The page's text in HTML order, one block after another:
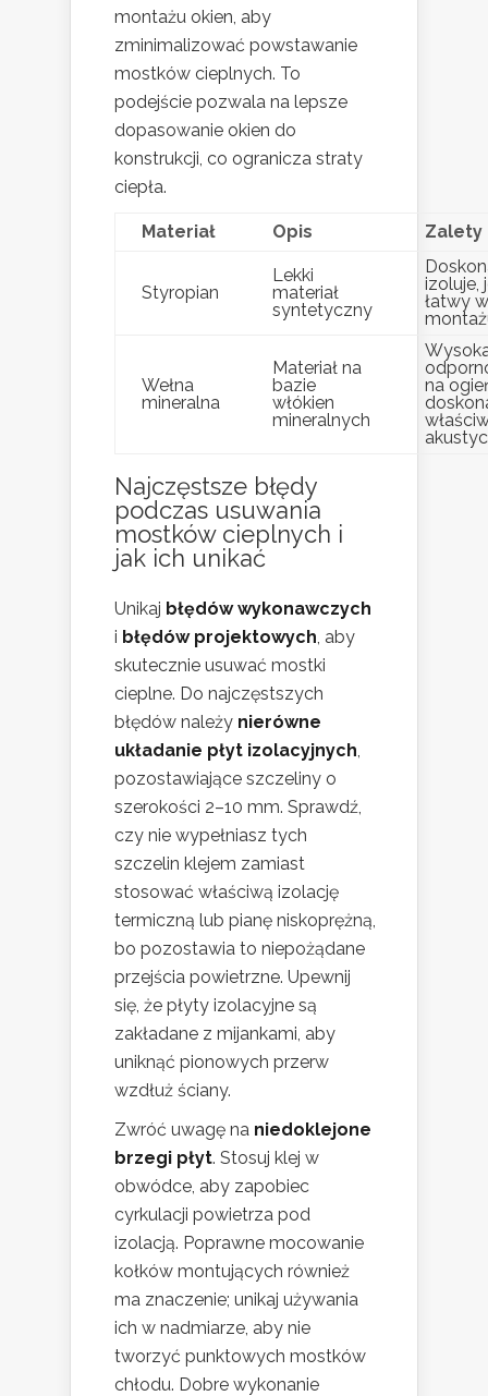
montażu okien, aby
zminimalizować powstawanie
mostków cieplnych. To
podejście pozwala na lepsze
dopasowanie okien do
konstrukcji, co ogranicza straty
ciepła.
Materiał Opis Zalety
Styropian
Lekki
materiał
syntetyczny
izoluje,
łatwy w
Wełna
mineralna
Materiał na
bazie
włókien
mineralnych
na
Najczęstsze błędy
podczas usuwania
mostków cieplnych i
jak ich unikać
Unikaj błędów wykonawczych
i błędów projektowych, aby
skutecznie usuwać mostki
cieplne. Do najczęstszych
błędów należy nierówne
układanie płyt izolacyjnych,
pozostawiające szczeliny o
szerokości 2–10 mm. Sprawdź,
czy nie wypełniasz tych
szczelin klejem zamiast
stosować właściwą izolację
termiczną lub pianę niskoprężną,
bo pozostawia to niepożądane
przejścia powietrzne. Upewnij
się, że płyty izolacyjne są
zakładane z mijankami, aby
uniknąć pionowych przerw
wzdłuż ściany.
Zwróć uwagę na niedoklejone
brzegi płyt. Stosuj klej w
obwódce, aby zapobiec
cyrkulacji powietrza pod
izolacją. Poprawne mocowanie
kołków montujących również
ma znaczenie; unikaj używania
ich w nadmiarze, aby nie
tworzyć punktowych mostków
chłodu. Dobre wykonanie